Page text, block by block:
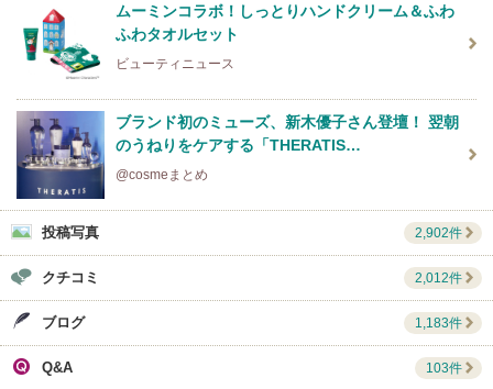
ムーミンコラボ！しっとりハンドクリーム＆ふわ
ふわタオルセット
ビューティニュース
ブランド初のミューズ、新木優子さん登壇！ 翌朝
のうねりをケアする「THERATIS…
@cosmeまとめ
投稿写真 2,902件
クチコミ 2,012件
ブログ 1,183件
Q&A 103件